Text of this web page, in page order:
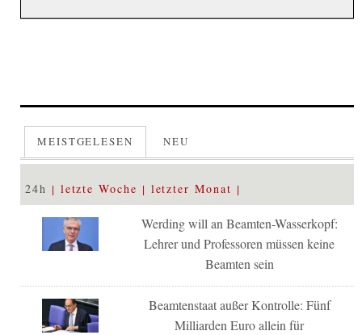
MEISTGELESEN NEU
24h letzte Woche letzter Monat
Werding will an Beamten-Wasserkopf:
Lehrer und Professoren müssen keine
Beamten sein
Beamtenstaat außer Kontrolle: Fünf
Milliarden Euro allein für